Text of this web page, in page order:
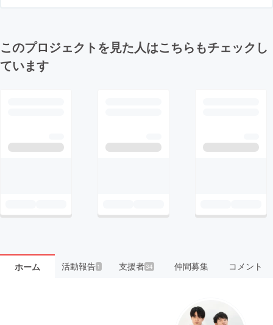
このプロジェクトを見た人はこちらもチェックし
ています
ホーム 活動報告1 支援者34 仲間募集 コメント